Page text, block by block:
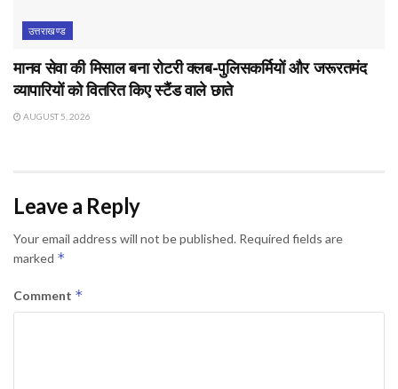
उत्तराखण्ड
मानव सेवा की मिसाल बना रोटरी क्लब-पुलिसकर्मियों और जरूरतमंद
व्यापारियों को वितरित किए स्टैंड वाले छाते
AUGUST 5, 2026
Leave a Reply
Your email address will not be published. Required fields are
marked *
Comment *